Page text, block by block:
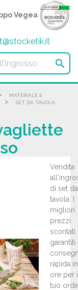
Vegea

MATERIALE E
> SET DA TAVOLA
Vendita
di set da
tavola. I
migliori
prezzi
scontati
garantiti
rapida
ore per
tuo